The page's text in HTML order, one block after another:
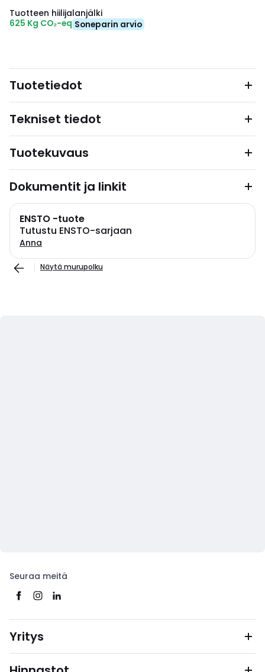
Tuotteen hiilijalanjälki
625 Kg CO₂-eq Soneparin arvio
Tuotetiedot
Tekniset tiedot
Tuotekuvaus
Dokumentit ja linkit
ENSTO -tuote
Tutustu ENSTO-sarjaan
Anna
Näytä murupolku
Seuraa meitä
Yritys